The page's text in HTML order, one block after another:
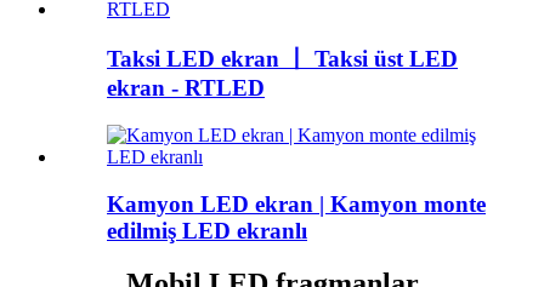
Taksi LED ekran 丨 Taksi üst LED
ekran - RTLED
Kamyon LED ekran | Kamyon monte
edilmiş LED ekranlı